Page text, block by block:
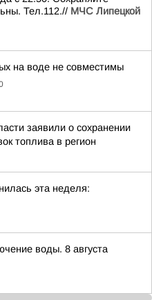
Тел.112.// МЧС Липецкой
на воде не совместимы
заявили о сохранении
топлива в регион
эта неделя:
воды. 8 августа